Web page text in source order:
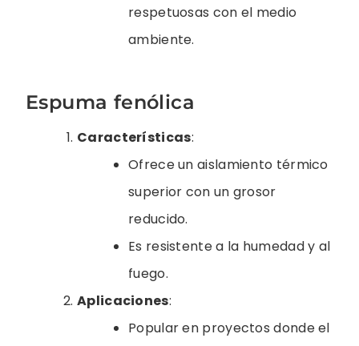
respetuosas con el medio
ambiente.
Espuma fenólica
Características:
Ofrece un aislamiento térmico
superior con un grosor
reducido.
Es resistente a la humedad y al
fuego.
Aplicaciones:
Popular en proyectos donde el